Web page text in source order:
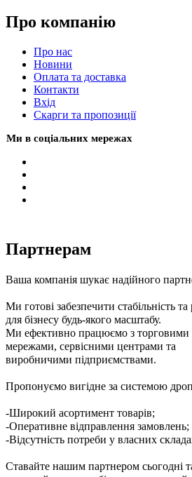
Про компанію
Про нас
Новини
Оплата та доставка
Контакти
Вхiд
Скарги та пропозиції
Ми в соціальних мережах
Партнерам
Ваша компанія шукає надійного
Ми готові забезпечити стабільність
для бізнесу будь-якого масштабу.
Ми ефективно працюємо з торговими
мережами, сервісними центрами та
виробничими підприємствами.
Пропонуємо вигідне за системою
-Широкий асортимент товарів;
-Оперативне відправлення замовлень;
-Відсутність потреби у власних
Ставайте нашим партнером сьогодні